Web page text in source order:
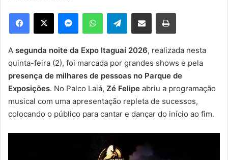
e
m
e
-
m
Telegram
A segunda noite da Expo Itaguaí 2026, realizada nesta
quinta-feira (2), foi marcada por grandes shows e pela
presença de milhares de pessoas no Parque de
Exposições. No Palco Laiá, Zé Felipe abriu a programação
musical com uma apresentação repleta de sucessos,
colocando o público para cantar e dançar do início ao fim.